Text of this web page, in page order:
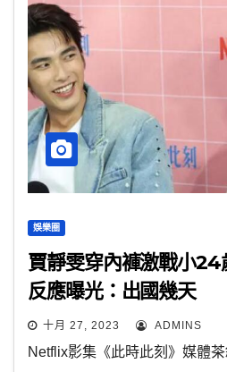
娛樂圈
賈靜雯穿內褲激戰小
反應曝光：出國幾天
十月 27, 2023 ADMINS
Netflix影集《此時此刻》媒體